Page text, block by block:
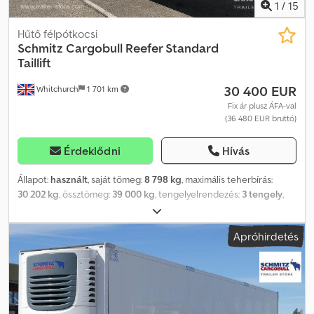
1 / 15
Whitchurch 1 701 km
Hűtő félpótkocsi
Schmitz Cargobull Reefer Standard
Taillift
30 400 EUR
Fix ár plusz ÁFA-val
(36 480 EUR bruttó)
Érdeklődni Hívás
Állapot: használt, saját tömeg:8 798 kg, maximális teherbírás:
30 202 kg , össztömeg: 39 000 kg , tengelyelrendezés: 3 tengely
05/2019
01/2027, raktér hossza:13 410 mm, rakodótér szélesség:2 490
mm, raktérmagasság: , rakodótér térfogata:86 m³,
felfüggesztés:levegő, abroncs méret:
, tengelytáv:
7 600 mm, szín: fehér 2019, Felszereltség:
ABS,
emelőhátfal, Saját tömeg: 8798 kg, megengedett össztömeg:
39000 kg, rakterület (H x SZ x M): 13410 mm x 2490 mm x 2600 mm,
Apróhirdetés